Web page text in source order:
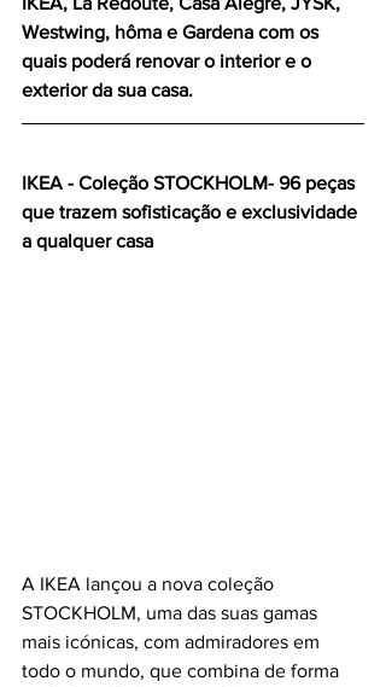
Westwing, hôma e Gardena com os
quais poderá renovar o interior e o
exterior da sua casa.
IKEA - Coleção STOCKHOLM- 96 peças
que trazem sofisticação e exclusividade
a qualquer casa
A IKEA lançou a nova coleção
STOCKHOLM, uma das suas gamas
mais icónicas, com admiradores em
todo o mundo, que combina de forma